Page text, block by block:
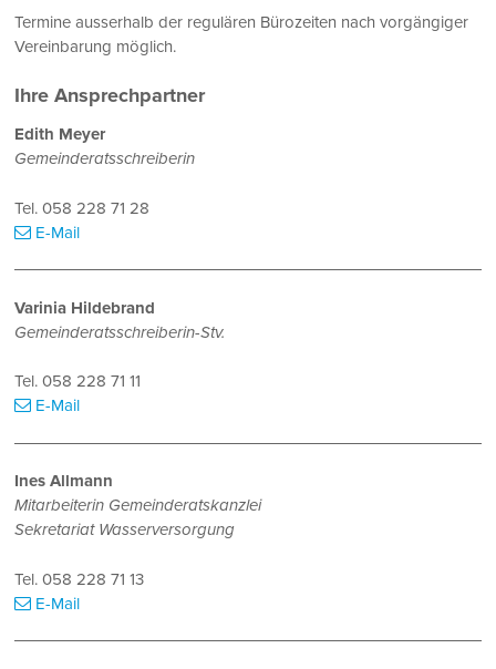
Termine ausserhalb der regulären Bürozeiten nach vorgängiger
Vereinbarung möglich.
Ihre Ansprechpartner
Edith Meyer
Gemeinderatsschreiberin
Tel.058 228 71 28
E-Mail
Varinia Hildebrand
Gemeinderatsschreiberin-Stv.
Tel.058 228 71 11
E-Mail
Ines Allmann
Mitarbeiterin Gemeinderatskanzlei
Sekretariat Wasserversorgung
Tel.058 228 71 13
E-Mail